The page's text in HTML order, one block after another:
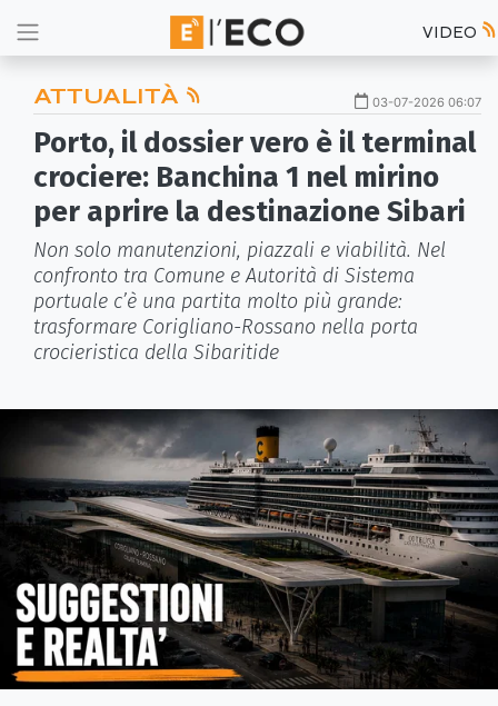
VIDEO
ATTUALITÀ 03-07-2026 06:07
Porto, il dossier vero è il terminal
crociere: Banchina 1 nel mirino
per aprire la destinazione Sibari
Non solo manutenzioni, piazzali e viabilità. Nel
confronto tra Comune e Autorità di Sistema
portuale c’è una partita molto più grande:
trasformare Corigliano-Rossano nella porta
crocieristica della Sibaritide